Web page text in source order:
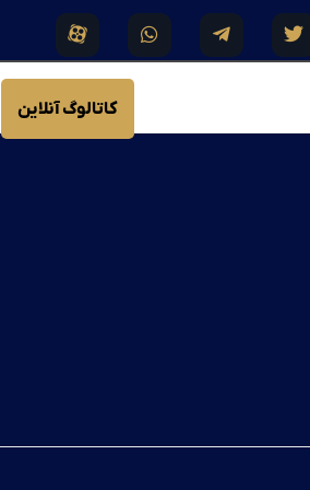
کاتالوگ آنلاین